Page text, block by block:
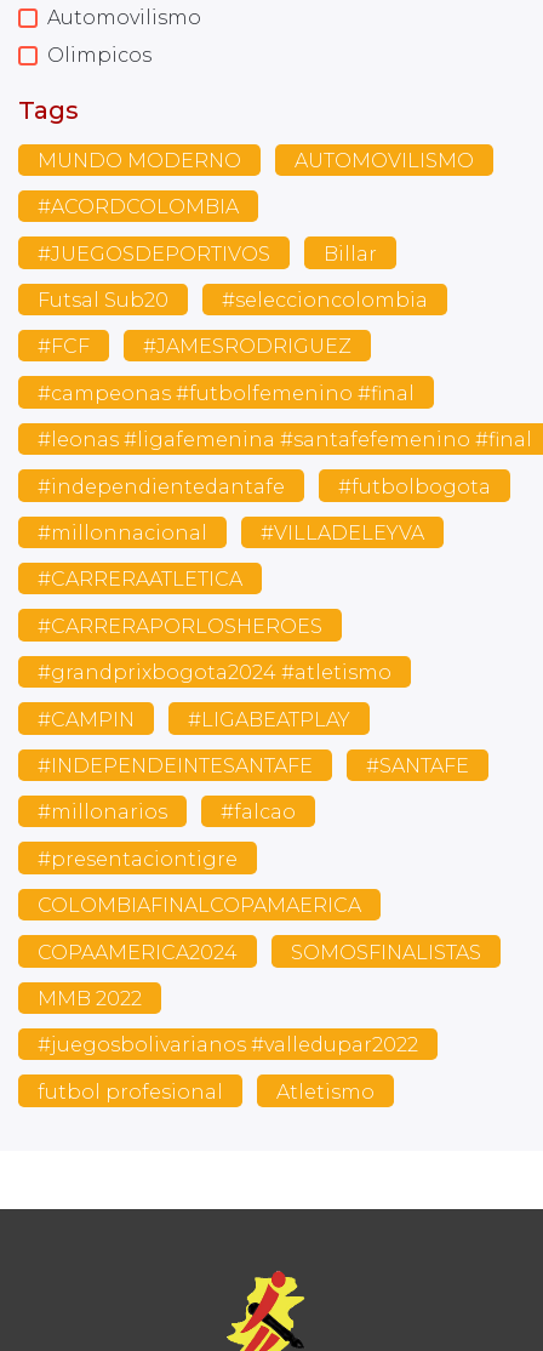
Automovilismo
Olimpicos
Tags
MUNDO MODERNO AUTOMOVILISMO
#ACORDCOLOMBIA
#JUEGOSDEPORTIVOS Billar
Futsal Sub20 #seleccioncolombia
#FCF #JAMESRODRIGUEZ
#campeonas #futbolfemenino #final
#leonas #ligafemenina #santafefemenino #final
#independientedantafe #futbolbogota
#millonnacional #VILLADELEYVA
#CARRERAATLETICA
#CARRERAPORLOSHEROES
#grandprixbogota2024 #atletismo
#CAMPIN #LIGABEATPLAY
#INDEPENDEINTESANTAFE #SANTAFE
#millonarios #falcao
#presentaciontigre
COLOMBIAFINALCOPAMAERICA
COPAAMERICA2024 SOMOSFINALISTAS
MMB 2022
#juegosbolivarianos #valledupar2022
futbol profesional Atletismo